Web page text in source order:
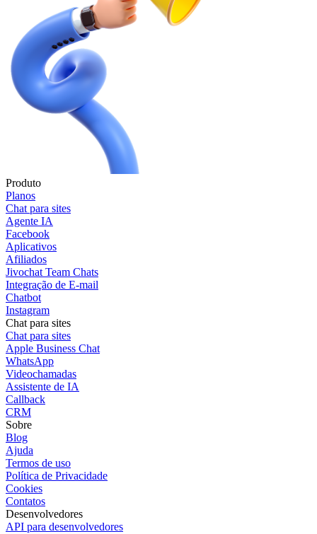
Produto
Planos
Chat para sites
Agente IA
Facebook
Aplicativos
Afiliados
Jivochat Team Chats
Integração de E-mail
Chatbot
Instagram
Chat para sites
Chat para sites
Apple Business Chat
WhatsApp
Videochamadas
Assistente de IA
Callback
CRM
Sobre
Blog
Ajuda
Termos de uso
Política de Privacidade
Cookies
Contatos
Desenvolvedores
API para desenvolvedores